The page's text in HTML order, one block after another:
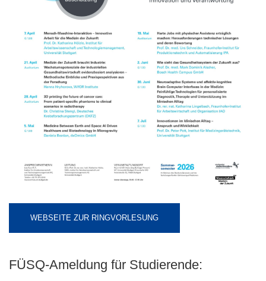
WEBSEITE ZUR RINGVORLESUNG
FÜSQ-Ameldung für Studierende: